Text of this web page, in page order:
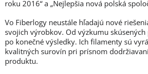
roku 2016“ a „Nejlepšia nová polská
Vo Fiberlogy neustále hľadajú nové
svojich výrobkov. Od výzkumu
po konečné výsledky. Ich filamenty sú
kvalitných surovín pri prísnom
produktu.